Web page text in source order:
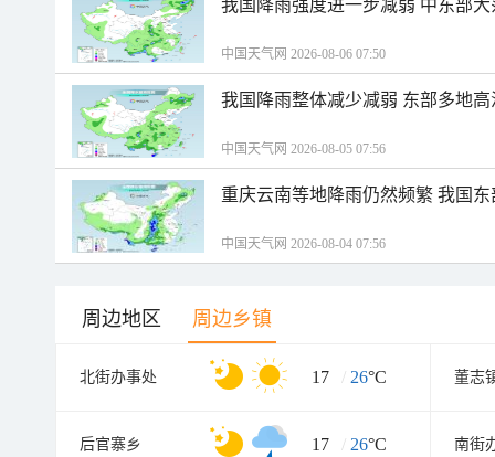
我国降雨强度进一步减弱 中东部
中国天气网 2026-08-06 07:50
我国降雨整体减少减弱 东部多地
中国天气网 2026-08-05 07:56
重庆云南等地降雨仍然频繁 我国
中国天气网 2026-08-04 07:56
周边地区 周边乡镇
北街办事处 17 / 26°C 董志
后官寨乡 17 / 26°C 南街